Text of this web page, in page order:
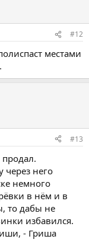
#12
местами
#13
через него
немного
в нём и в
то дабы не
избавился.
- Гриша